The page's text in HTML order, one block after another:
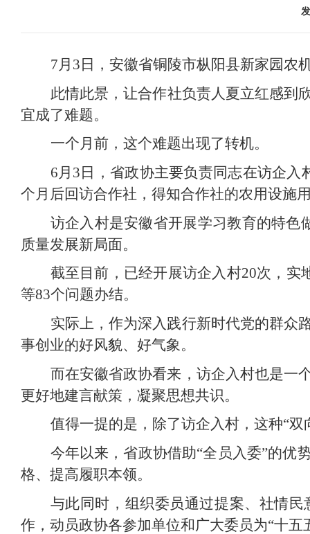
7月3日，安徽省铜陵市枞阳县新家园农
此情此景，让合作社负责人夏立红感
宜成了难题。
一个月前，这个难题出现了转机。
6月3日，省政协主要负责同志在访企
个月后回访合作社，得知合作社的农用设施
访企入村是安徽省开展学习教育的特色
质量发展新局面。
截至目前，已经开展访企入村20次，实
等83个问题办结。
实际上，作为深入践行新时代党的群众
事创业的好风貌、好气象。
而在安徽省政协看来，访企入村也是一
更好地建言献策，凝聚思想共识。
值得一提的是，除了访企入村，这种“
今年以来，省政协借助“全员入委”的优
格、提高履职本领。
与此同时，组织委员通过提案、社情
作，动员政协各参加单位和广大委员为“十五